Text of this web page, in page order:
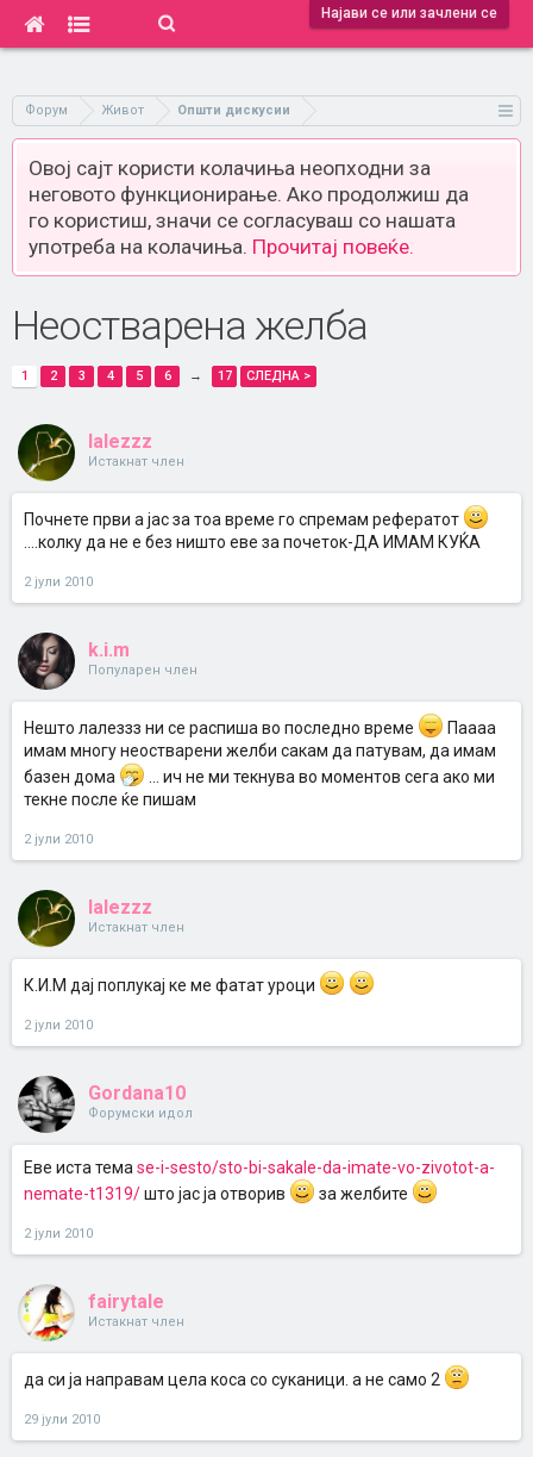
Најави се или зачлени се
Форум Живот Општи дискусии
Овој сајт користи колачиња неопходни за
неговото функционирање. Ако продолжиш да
го користиш, значи се согласуваш со нашата
употреба на колачиња. Прочитај повеќе.
Неостварена желба
1 2 3 4 5 6 → 17 СЛЕДНА >
lalezzz
Истакнат член
Почнете први а јас за тоа време го спремам рефератот
....колку да не е без ништо еве за почеток-ДА ИМАМ КУЌА
2 јули 2010
k.i.m
Популарен член
Нешто лалеззз ни се распиша во последно време
Паааа
имам многу неостварени желби сакам да патувам, да имам
базен дома
... ич не ми текнува во моментов сега ако ми
текне после ќе пишам
2 јули 2010
lalezzz
Истакнат член
К.И.М дај поплукај ке ме фатат уроци
2 јули 2010
Gordana10
Форумски идол
Еве иста тема se-i-sesto/sto-bi-sakale-da-imate-vo-zivotot-a-
nemate-t1319/што јас ја отворив за желбите
2 јули 2010
fairytale
Истакнат член
да си ја направам цела коса со суканици. а не само 2
29 јули 2010